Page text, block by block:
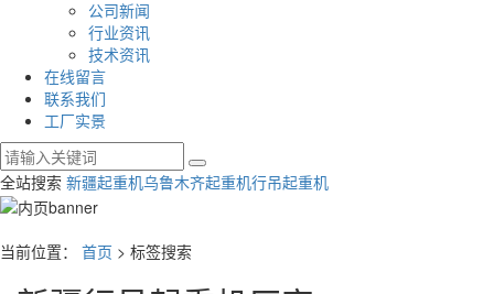
公司新闻
行业资讯
技术资讯
在线留言
联系我们
工厂实景
全站搜索 新疆起重机乌鲁木齐起重机行吊起重机
当前位置： 首页 > 标签搜索